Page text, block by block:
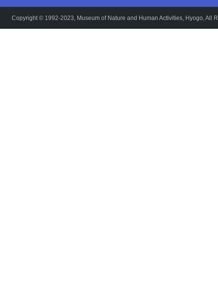
Copyright © 1992-2023, Museum of Nature and Human Activities, Hyogo, All